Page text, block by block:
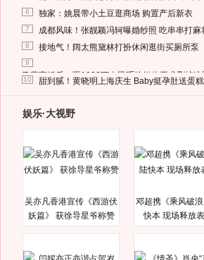
6 独家：姚晨带小土豆逛商场 购置产后新衣
7 成都风味！张靓颖冯轲曝婚纱照 吃串串打麻
8 接地气！阔太熊黛林打扮休闲逛街买厕所泵
9
马蓉离婚后，砸1000万人民币给媒体要求删掉这
10 甜到腻！黄晓明上海庆生 Baby挺孕肚送蛋糕
娱乐·大视野
吴亦凡香港宣传《西游伏
妖篇》 获徐导星爷称赞
邓超携《乘风破
快本 现场释放